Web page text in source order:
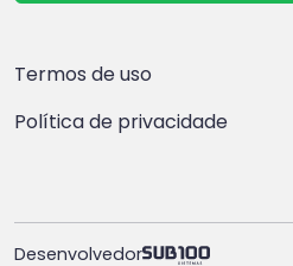
Termos de uso
Política de privacidade
Desenvolvedor